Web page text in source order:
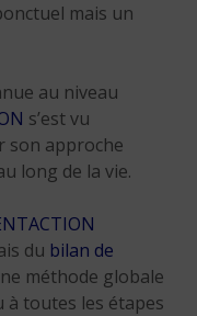
mais un
au niveau
s’est vu
son approche
long de la vie.
du bilan de
méthode globale
à toutes les étapes